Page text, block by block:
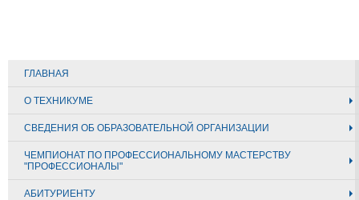
ГЛАВНАЯ
О ТЕХНИКУМЕ
СВЕДЕНИЯ ОБ ОБРАЗОВАТЕЛЬНОЙ ОРГАНИЗАЦИИ
ЧЕМПИОНАТ ПО ПРОФЕССИОНАЛЬНОМУ МАСТЕРСТВУ
"ПРОФЕССИОНАЛЫ"
АБИТУРИЕНТУ